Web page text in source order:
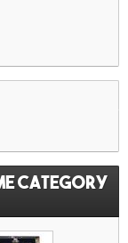
category